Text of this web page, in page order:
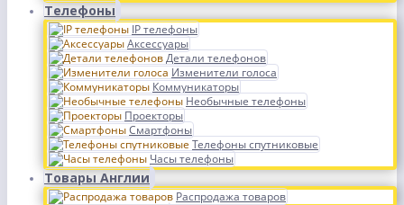
Телефоны
IP телефоны
Аксессуары
Детали телефонов
Изменители голоса
Коммуникаторы
Необычные телефоны
Проекторы
Смартфоны
Телефоны спутниковые
Часы телефоны
Товары Англии
Распродажа товаров